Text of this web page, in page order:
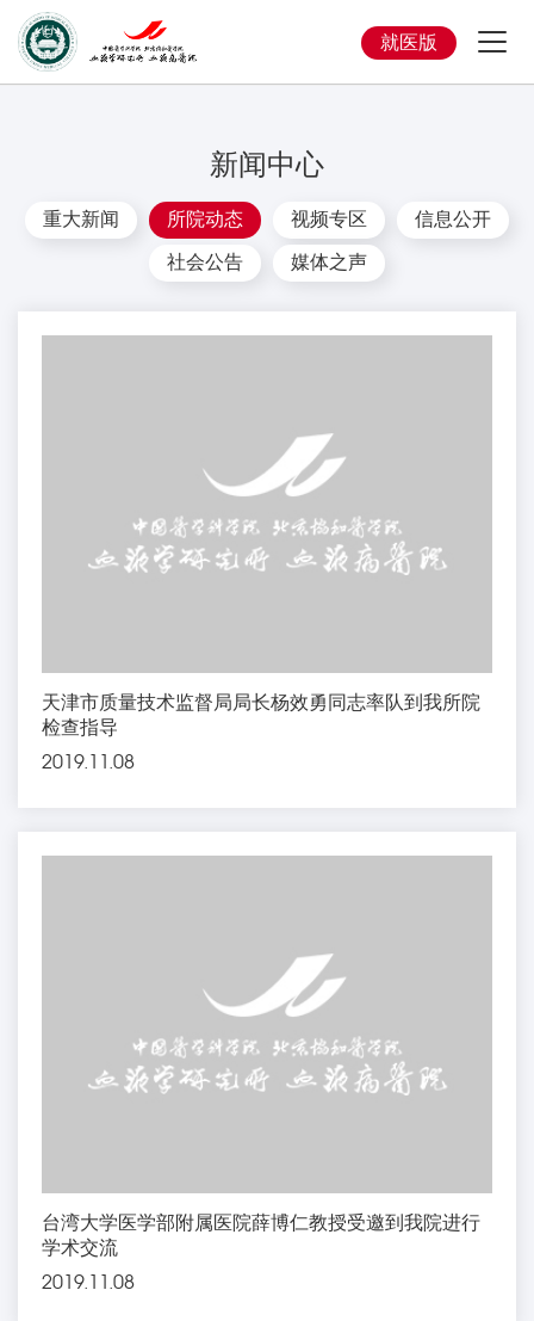
就医版
新闻中心
重大新闻 所院动态 视频专区 信息公开
社会公告 媒体之声
天津市质量技术监督局局长杨效勇同志率队到我所院
检查指导
2019.11.08
台湾大学医学部附属医院薛博仁教授受邀到我院进行
学术交流
2019.11.08